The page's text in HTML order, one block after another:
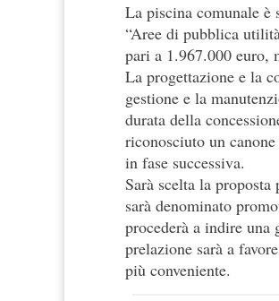
La piscina comunale è
“Aree di pubblica
pari a 1.967.000 euro,
La progettazione e la
gestione e la
durata della
riconosciuto un
in fase successiva.
Sarà scelta la
sarà denominato
procederà a indire una
prelazione sarà a
più conveniente.